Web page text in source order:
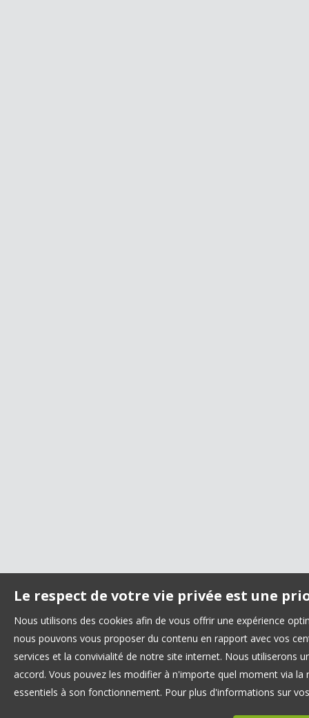
Le respect de votre vie privée est une
Nous utilisons des cookies afin de vous offrir une expérience
nous pouvons vous proposer du contenu en rapport avec vos
services et la convivialité de notre site internet. Nous utiliserons
accord. Vous pouvez les modifier à n'importe quel moment via
essentiels à son fonctionnement. Pour plus d'informations sur